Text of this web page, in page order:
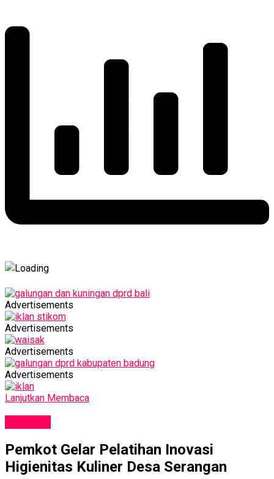
Advertisements
Advertisements
Advertisements
Advertisements
Lanjutkan Membaca
Pemkot Gelar Pelatihan Inovasi
Higienitas Kuliner Desa Serangan